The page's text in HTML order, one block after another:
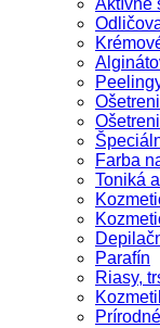
Aktívne
Farba
Toniká
Parafín
Riasy,